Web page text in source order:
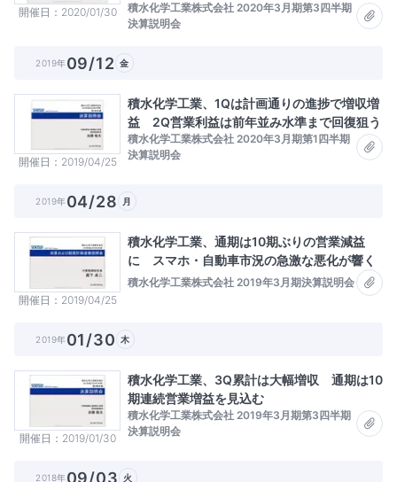
開催日 2020/01/30
積水化学工業株式会社 2020年3月期第3四半期
決算説明会
2019年09/12 金
開催日 2019/04/25
積水化学工業、1Qは計画通りの進捗で増収増
益 2Q営業利益は前年並み水準まで回復狙う
積水化学工業株式会社 2020年3月期第1四半期
決算説明会
2019年04/28 月
開催日 2019/04/25
積水化学工業、通期は10期ぶりの営業減益
に スマホ・自動車市況の急激な悪化が響く
積水化学工業株式会社 2019年3月期決算説明会
2019年01/30 木
開催日 2019/01/30
積水化学工業、3Q累計は大幅増収 通期は10
期連続営業増益を見込む
積水化学工業株式会社 2019年3月期第3四半期
決算説明会
2018年09/03 火